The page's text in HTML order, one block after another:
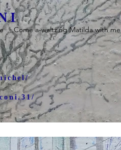
Come a-waltzing Matilda with me